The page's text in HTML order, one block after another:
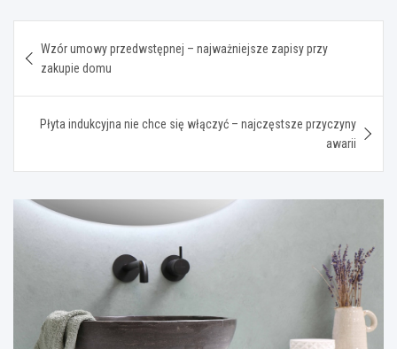
wpisu
Wzór umowy przedwstępnej – najważniejsze zapisy przy
zakupie domu
Płyta indukcyjna nie chce się włączyć – najczęstsze przyczyny
awarii